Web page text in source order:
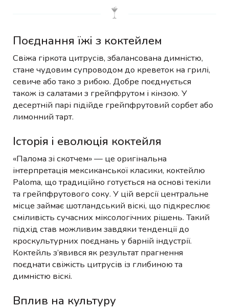
Поєднання їжі з коктейлем
Свіжа гіркота цитрусів, збалансована димністю,
стане чудовим супроводом до креветок на грилі,
севиче або тако з рибою. Добре поєднується
також із салатами з грейпфрутом і кінзою. У
десертній парі підійде грейпфрутовий сорбет або
лимонний тарт.
Історія і еволюція коктейля
«Палома зі скотчем» — це оригінальна
інтерпретація мексиканської класики, коктейлю
Paloma, що традиційно готується на основі текіли
та грейпфрутового соку. У цій версії центральне
місце займає шотландський віскі, що підкреслює
сміливість сучасних міксологічних рішень. Такий
підхід став можливим завдяки тенденції до
кроскультурних поєднань у барній індустрії.
Коктейль з’явився як результат прагнення
поєднати свіжість цитрусів із глибиною та
димністю віскі.
Вплив на культуру